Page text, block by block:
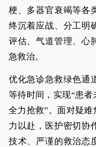
梗、多器官衰竭等各
终沉着应战、分工明
评估、气道管理、心
急救治。
优化急诊急救绿色通
等待时间，实现“患者
全力抢救”。面对疑
力以赴，医护密切协
技术、严谨的救治态